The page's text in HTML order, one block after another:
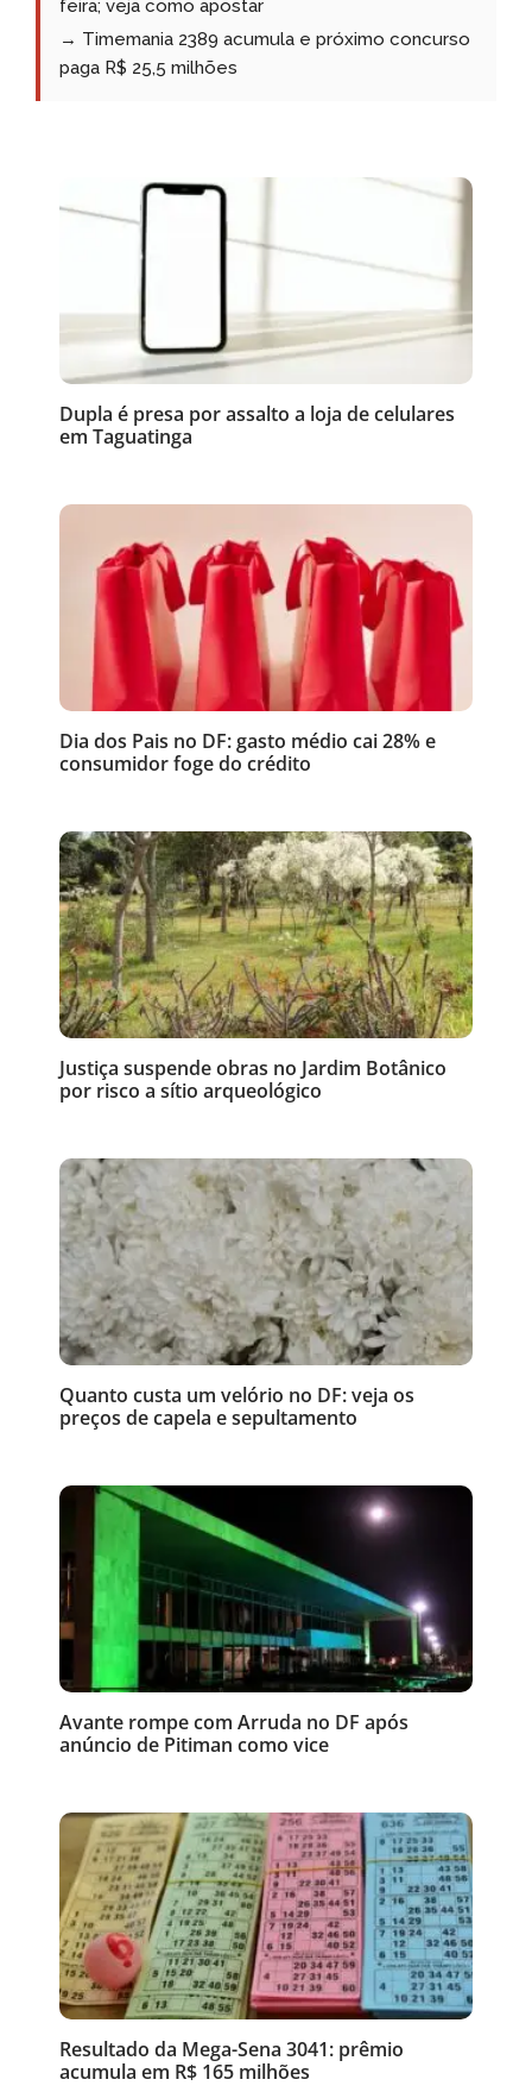
feira; veja como apostar
→ Timemania 2389 acumula e próximo concurso
paga R$ 25,5 milhões
Dupla é presa por assalto a loja de celulares
em Taguatinga
Dia dos Pais no DF: gasto médio cai 28% e
consumidor foge do crédito
Justiça suspende obras no Jardim Botânico
por risco a sítio arqueológico
Quanto custa um velório no DF: veja os
preços de capela e sepultamento
Avante rompe com Arruda no DF após
anúncio de Pitiman como vice
Resultado da Mega-Sena 3041: prêmio
acumula em R$ 165 milhões